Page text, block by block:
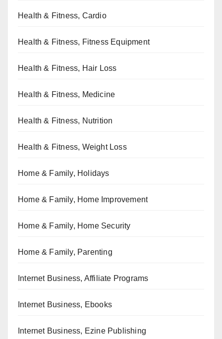
Health & Fitness, Cardio
Health & Fitness, Fitness Equipment
Health & Fitness, Hair Loss
Health & Fitness, Medicine
Health & Fitness, Nutrition
Health & Fitness, Weight Loss
Home & Family, Holidays
Home & Family, Home Improvement
Home & Family, Home Security
Home & Family, Parenting
Internet Business, Affiliate Programs
Internet Business, Ebooks
Internet Business, Ezine Publishing